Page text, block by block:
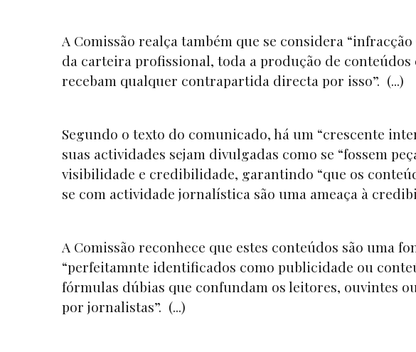
A Comissão realça também que se considera
da carteira profissional, toda a produção de
recebam qualquer contrapartida directa por isso”. (...)
Segundo o texto do comunicado, há um “crescente
suas actividades sejam divulgadas como se “fossem
visibilidade e credibilidade, garantindo “que os
se com actividade jornalística são uma ameaça à
A Comissão reconhece que estes conteúdos são uma
“perfeitamnte identificados como publicidade ou
fórmulas dúbias que confundam os leitores, ouvintes
por jornalistas”. (...)